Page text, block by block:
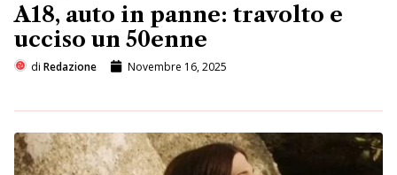
A18, auto in panne: travolto e
ucciso un 50enne
di Redazione Novembre 16, 2025